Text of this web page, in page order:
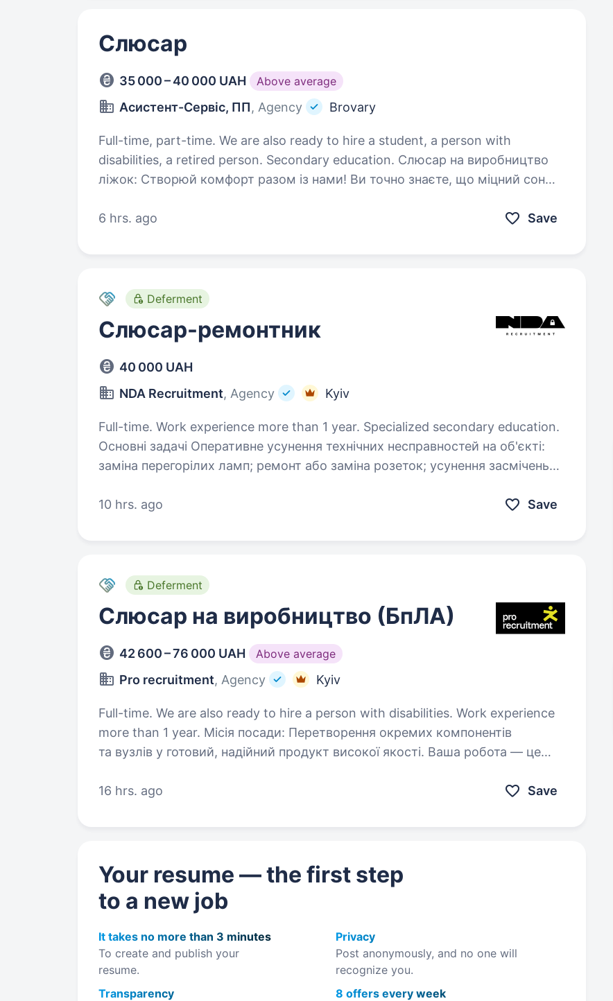
Слюсар
35 000 – 40 000 UAH Above average
Асистент-Сервіс, ПП, Agency Brovary
Full-time, part-time. We are also ready to hire a student, a person with
disabilities, a retired person. Secondary education. Слюсар на виробництво
ліжок: Створюй комфорт разом із нами! Ви точно знаєте, що міцний сон
допоможе нам створювати якісні меблі на сучасній…
6 hrs. ago Save
Deferment
Слюсар-ремонтник
40 000 UAH
NDA Recruitment, Agency Kyiv
Full-time. Work experience more than 1 year. Specialized secondary education.
Основні задачі Оперативне усунення технічних несправностей на об'єкті:
заміна перегорілих ламп; ремонт або заміна розеток; усунення засмічень
10 hrs. ago
Save
Deferment
Слюсар на виробництво (БпЛА)
42 600 – 76 000 UAH Above average
Pro recruitment, Agency Kyiv
Full-time. We are also ready to hire a person with disabilities. Work experience
more than 1 year. Місія посади: Перетворення окремих компонентів
та вузлів у готовий, надійний продукт високої якості. Ваша робота — це
його функціональність…
16 hrs. ago Save
Your resume — the first step
to a new job
It takes no more than 3 minutes
To create and publish your
resume.
Privacy
Post anonymously, and no one will
recognize you.
Transparency
8 offers every week